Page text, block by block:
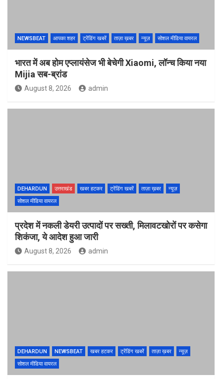
NEWSBEAT आपका शहर ट्रेंडिंग खबरें ताज़ा ख़बर न्यूज़ सोशल मीडिया वायरल
भारत में अब होम एप्लायंसेज भी बेचेगी Xiaomi, लॉन्च किया नया
Mijia सब-ब्रांड
August 8, 2026 admin
DEHARDUN उत्तराखंड खबर हटकर ट्रेंडिंग खबरें ताज़ा ख़बर
न्यूज़
सोशल मीडिया वायरल
प्रदेश में नकली डेयरी उत्पादों पर सख्ती, मिलावटखोरों पर कसेगा
शिकंजा, ये आदेश हुआ जारी
August 8, 2026 admin
DEHARDUN NEWSBEAT खबर हटकर ट्रेंडिंग खबरें ताज़ा ख़बर
न्यूज़
सोशल मीडिया वायरल